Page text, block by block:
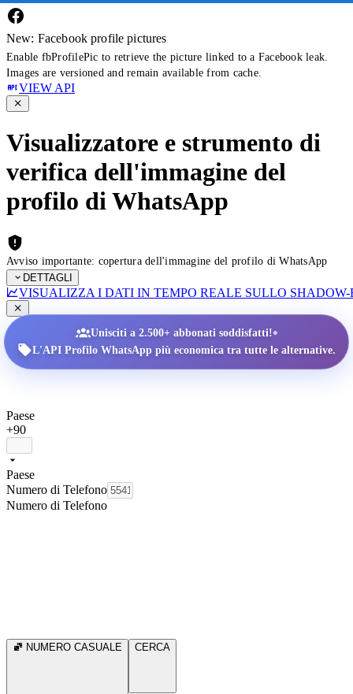
New: Facebook profile pictures
Enable fbProfilePic to retrieve the picture linked to a Facebook leak.
Images are versioned and remain available from cache.
VIEW API
Visualizzatore e strumento di
verifica dell'immagine del
profilo di WhatsApp
Avviso importante: copertura dell'immagine del profilo di WhatsApp
DETTAGLI
VISUALIZZA I DATI IN TEMPO REALE SULLO
Unisciti a 2.500+ abbonati soddisfatti!•
L'API Profilo WhatsApp più economica tra tutte le alternative.
Paese
+90
Paese
Numero di Telefono
Numero di Telefono
NUMERO CASUALE CERCA